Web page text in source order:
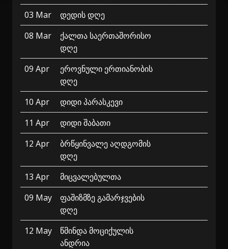
03 Mar
დედის დღე
08 Mar
ქალთა საერთაშორისო
დღე
09 Apr
ეროვნული ერთიანობის
დღე
10 Apr
დიდი პარასკევი
11 Apr
დიდი შაბათი
12 Apr
ბრწყინვალე აღდგომის
დღე
13 Apr
მიცვალებულთა
09 May
ფაშიზმზე გამარჯვების
დღე
12 May
წმინდა მოციქულის
ანდრია